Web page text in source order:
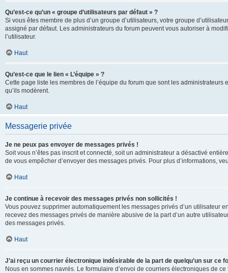
Qu’est-ce qu’un « groupe d’utilisateurs par défaut » ?
Si vous êtes membre de plus d’un groupe d’utilisateurs, votre groupe
assigné par défaut. Les administrateurs du forum peuvent vous autoriser à
l’utilisateur.
Haut
Qu’est-ce que le lien « L’équipe » ?
Cette page liste les membres de l’équipe du forum que sont les
qu’ils modèrent.
Haut
Messagerie privée
Je ne peux pas envoyer de messages privés !
Soit vous n’êtes pas inscrit et connecté, soit un administrateur a désactivé
de vous empêcher d’envoyer des messages privés. Pour plus d’informations,
Haut
Je continue à recevoir des messages privés non sollicités !
Vous pouvez supprimer automatiquement les messages privés d’un utilisateur
recevez des messages privés de manière abusive de la part d’un autre
des messages privés.
Haut
J’ai reçu un courrier électronique indésirable de la part de quelqu’un sur ce
Nous en sommes navrés. Le formulaire d’envoi de courriers électroniques de